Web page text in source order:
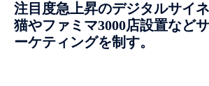
注目度急上昇のデジタルサイ
猫やファミマ3000店設置など
ーケティングを制す。